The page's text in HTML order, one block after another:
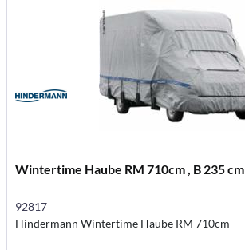
Wintertime Haube RM 710cm , B 235 cm
92817
Hindermann Wintertime Haube RM 710cm